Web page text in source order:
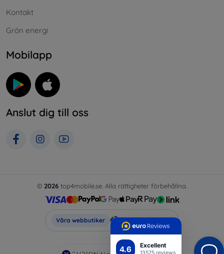
4.6 Excellent
Kontakt
Grön energi
Mobilapp
Anslut dig till oss
© 2026 top4mobile.se. Alla rättigheter förbehållna.
Våra webbutiker Top4Mobile.se